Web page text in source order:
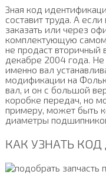
Зная код
составит труда. А
заказать или через
комплектующую
не продаст вторичный
декабре 2004 года.
именно вал
модификации на
вал, и он с большой
коробке передач, но
примеру, может быть
диаметры
КАК УЗНАТЬ КОД